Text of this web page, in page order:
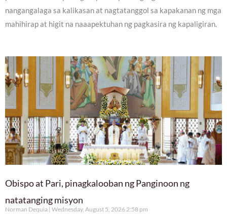
nangangalaga sa kalikasan at nagtatanggol sa kapakanan ng mga
mahihirap at higit na naaapektuhan ng pagkasira ng kapaligiran.
Obispo at Pari, pinagkalooban ng Panginoon ng
natatanging misyon
Norman Dequia Wednesday, August 5, 2026 2:58 pm